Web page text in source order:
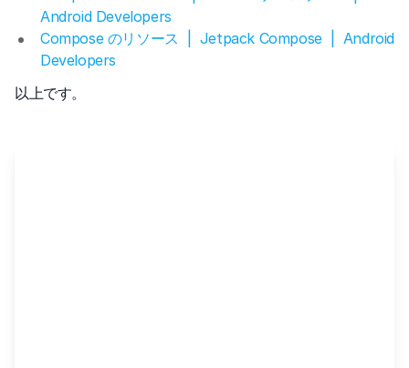
Android Developers
Compose のリソース | Jetpack Compose | Android
Developers
以上です。